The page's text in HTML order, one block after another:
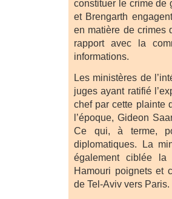
constituer le crime de
et Brengarth
en matière de crimes
rapport avec la
informations.
Les ministères de
juges ayant ratifié
chef par cette plainte
l’époque, Gideon
Ce qui, à terme,
diplomatiques. La
également ciblée
Hamouri poignets et
de Tel-Aviv vers Paris.